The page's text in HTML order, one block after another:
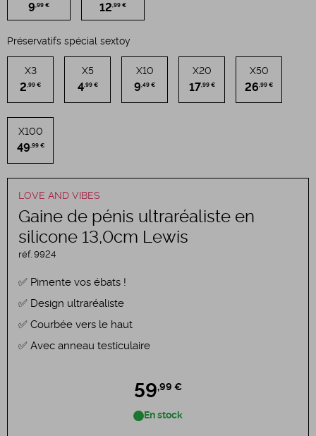
LOVE AND VIBES
Gaine de pénis ultraréaliste en
silicone 13,0cm Lewis
réf. 9924
Pimente vos ébats !
Design ultraréaliste
Courbée vers le haut
Avec anneau testiculaire
59,99 €
En stock
9,99 € 12,99 €
Préservatifs spécial sextoy
X3
2 ,99 €
X5
4 ,99 €
X10
9 ,49 €
X20
17,99 €
X50
26 ,99 €
X100
49 ,99 €